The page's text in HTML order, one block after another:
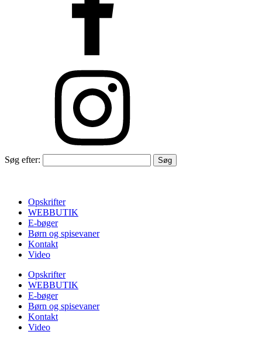
Søg efter:
Opskrifter
WEBBUTIK
E-bøger
Børn og spisevaner
Kontakt
Video
Opskrifter
WEBBUTIK
E-bøger
Børn og spisevaner
Kontakt
Video